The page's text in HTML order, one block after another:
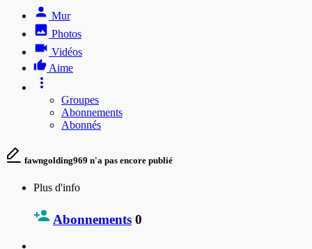
Mur
Photos
Vidéos
Aime
Groupes
Abonnements
Abonnés
fawngolding969 n'a pas encore publié
Plus d'info
Abonnements 0